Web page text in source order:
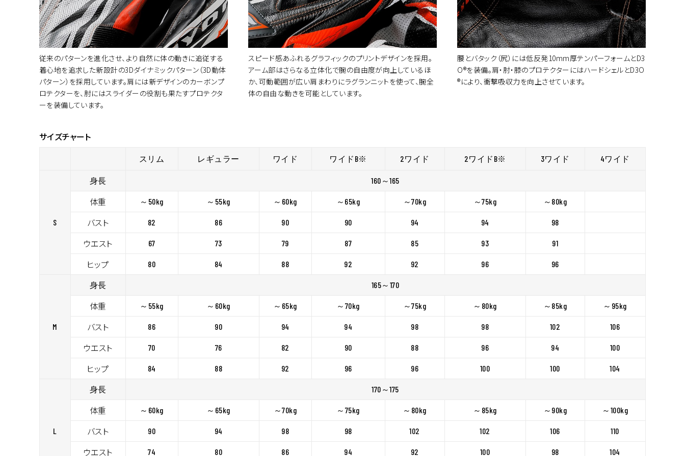
従来のパターンを進化させ、より自然に体の動きに追従する
着心地を追求した新設計の3Dダイナミックパターン（3D動体
パターン）を採用しています。肩には新デザインのカーボンプ
ロテクターを、肘にはスライダーの役割も果たすプロテクタ
ーを装備しています。
スピード感あふれるグラフィックのプリントデザインを採用。
アーム部はさらなる立体化で腕の自由度が向上しているほ
か、可動範囲が広い肩まわりにラグランニットを使って、腕全
体の自由な動きを可能としています。
腰とバタック（尻）には低反発10mm厚テンパーフォームとD3
O®を装備。肩・肘・膝のプロテクターにはハードシェルとD3O
®により、衝撃吸収力を向上させています。
サイズチャート
スリム レギュラー ワイド ワイドB※ 2ワイド 2ワイドB※ 3ワイド 4ワイド
S
身長 160～165
体重 ～50kg ～55kg ～60kg ～65kg ～70kg ～75kg ～80kg
バスト 82 86 90 90 94 94 98
ウエスト 67 73 79 87 85 93 91
ヒップ 80 84 88 92 92 96 96
M
身長 165～170
体重 ～55kg ～60kg ～65kg ～70kg ～75kg ～80kg ～85kg ～95kg
バスト 86 90 94 94 98 98 102 106
ウエスト 70 76 82 90 88 96 94 100
ヒップ 84 88 92 96 96 100 100 104
L
身長 170～175
体重 ～60kg ～65kg ～70kg ～75kg ～80kg ～85kg ～90kg ～100kg
バスト 90 94 98 98 102 102 106 110
ウエスト 74 80 86 94 92 100 98 104